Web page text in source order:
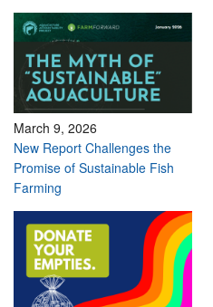
March 9, 2026
New Report Challenges the
Promise of Sustainable Fish
Farming